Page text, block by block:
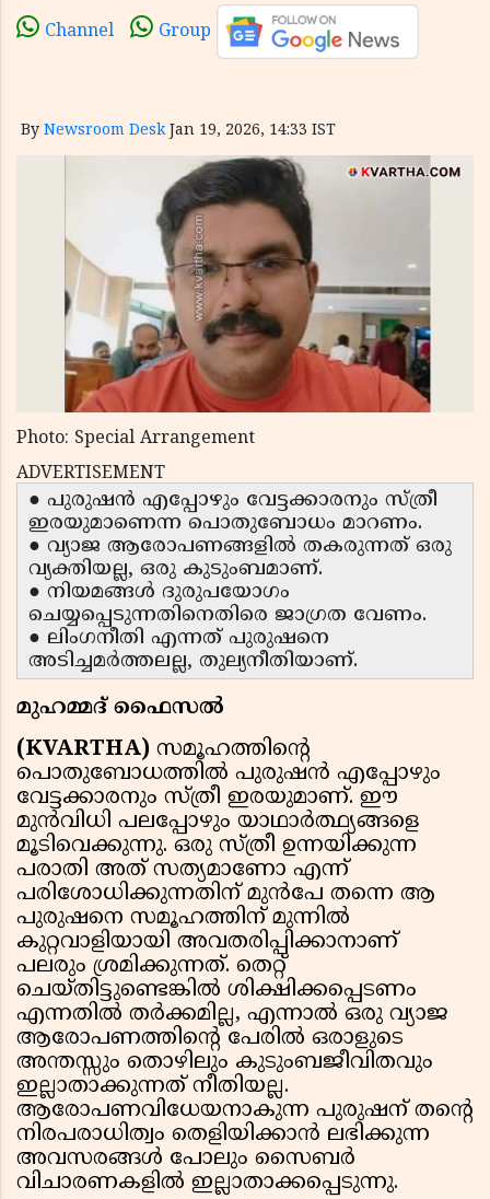
Channel Group
By Newsroom Desk Jan 19, 2026, 14:33 IST
Photo: Special Arrangement
ADVERTISEMENT
● പുരുഷൻ എപ്പോഴും വേട്ടക്കാരനും സ്ത്രീ
ഇരയുമാണെന്ന പൊതുബോധം മാറണം.
● വ്യാജ ആരോപണങ്ങളിൽ തകരുന്നത് ഒരു
വ്യക്തിയല്ല, ഒരു കുടുംബമാണ്.
● നിയമങ്ങൾ ദുരുപയോഗം
ചെയ്യപ്പെടുന്നതിനെതിരെ ജാഗ്രത വേണം.
● ലിംഗനീതി എന്നത് പുരുഷനെ
അടിച്ചമർത്തലല്ല, തുല്യനീതിയാണ്.
മുഹമ്മദ് ഫൈസൽ
(KVARTHA) സമൂഹത്തിന്റെ
പൊതുബോധത്തിൽ പുരുഷൻ എപ്പോഴും
വേട്ടക്കാരനും സ്ത്രീ ഇരയുമാണ്. ഈ
മുൻവിധി പലപ്പോഴും യാഥാർത്ഥ്യങ്ങളെ
മൂടിവെക്കുന്നു. ഒരു സ്ത്രീ ഉന്നയിക്കുന്ന
പരാതി അത് സത്യമാണോ എന്ന്
പരിശോധിക്കുന്നതിന് മുൻപേ തന്നെ ആ
പുരുഷനെ സമൂഹത്തിന് മുന്നിൽ
കുറ്റവാളിയായി അവതരിപ്പിക്കാനാണ്
പലരും ശ്രമിക്കുന്നത്. തെറ്റ്
ചെയ്തിട്ടുണ്ടെങ്കിൽ ശിക്ഷിക്കപ്പെടണം
എന്നതിൽ തർക്കമില്ല, എന്നാൽ ഒരു വ്യാജ
ആരോപണത്തിന്റെ പേരിൽ ഒരാളുടെ
അന്തസ്സും തൊഴിലും കുടുംബജീവിതവും
ഇല്ലാതാക്കുന്നത് നീതിയല്ല.
ആരോപണവിധേയനാകുന്ന പുരുഷന് തന്റെ
നിരപരാധിത്വം തെളിയിക്കാൻ ലഭിക്കുന്ന
അവസരങ്ങൾ പോലും സൈബർ
വിചാരണകളിൽ ഇല്ലാതാക്കപ്പെടുന്നു.